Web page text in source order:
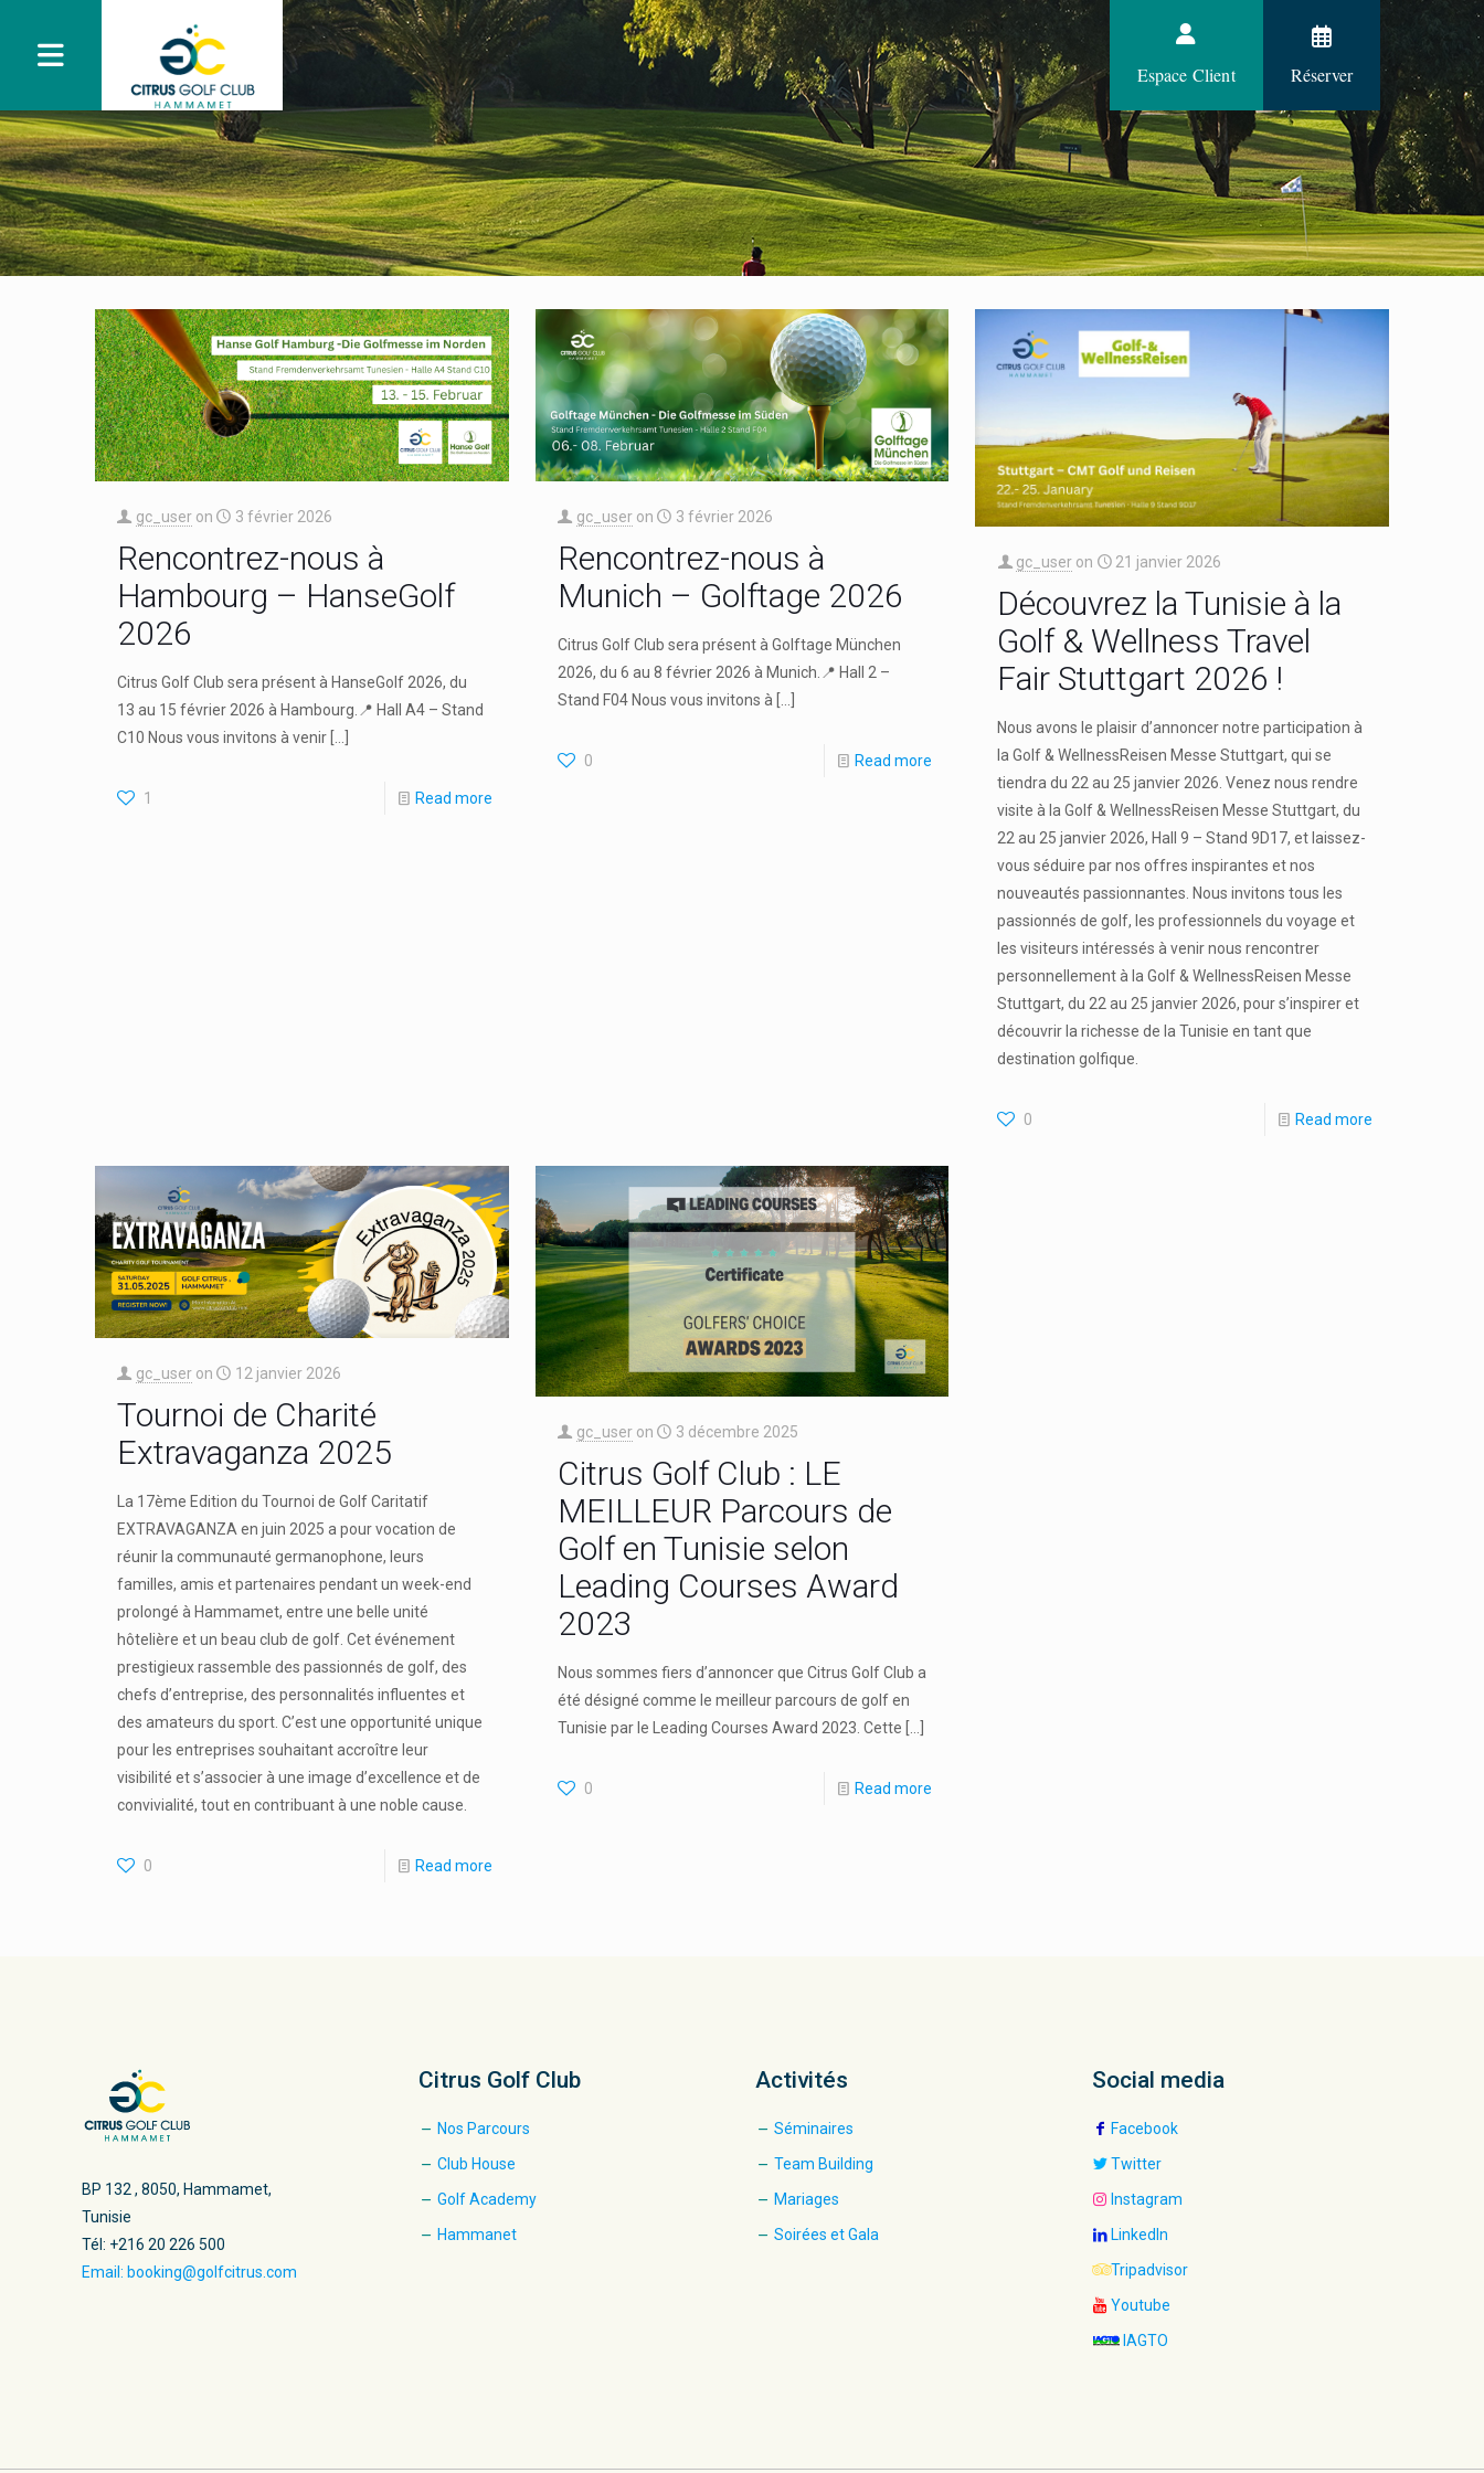
gc_user on 3 février 2026
Rencontrez-nous à
Hambourg – HanseGolf
2026
Citrus Golf Club sera présent à HanseGolf 2026, du
13 au 15 février 2026 à Hambourg.📍 Hall A4 – Stand
C10 Nous vous invitons à venir[…]
1 Read more
gc_user on 3 février 2026
Rencontrez-nous à
Munich – Golftage 2026
Citrus Golf Club sera présent à Golftage München
2026, du 6 au 8 février 2026 à Munich.📍 Hall 2 –
Stand F04 Nous vous invitons à
0 Read more
gc_user on 21 janvier 2026
Découvrez la Tunisie à la
Golf & Wellness Travel
Fair Stuttgart 2026 !
Nous avons le plaisir d’annoncer notre participation à
la Golf & WellnessReisen Messe Stuttgart, qui se
tiendra du 22 au 25 janvier 2026. Venez nous rendre
visite à la Golf & WellnessReisen Messe Stuttgart, du
22 au 25 janvier 2026, Hall 9 – Stand 9D17, et laissez-
vous séduire par nos offres inspirantes et nos
nouveautés passionnantes. Nous invitons tous les
passionnés de golf, les professionnels du voyage et
les visiteurs intéressés à venir nous rencontrer
personnellement à la Golf & WellnessReisen Messe
Stuttgart, du 22 au 25 janvier 2026, pour s’inspirer et
découvrir la richesse de la Tunisie en tant que
destination golfique.
0 Read more
gc_user on 12 janvier 2026
Tournoi de Charité
Extravaganza 2025
La 17ème Edition du Tournoi de Golf Caritatif
EXTRAVAGANZA en juin 2025 a pour vocation de
réunir la communauté germanophone, leurs
familles, amis et partenaires pendant un week-end
prolongé à Hammamet, entre une belle unité
hôtelière et un beau club de golf. Cet événement
prestigieux rassemble des passionnés de golf, des
chefs d’entreprise, des personnalités influentes et
des amateurs du sport. C’est une opportunité unique
pour les entreprises souhaitant accroître leur
visibilité et s’associer à une image d’excellence et de
convivialité, tout en contribuant à une noble cause.
0 Read more
gc_user on 3 décembre 2025
Citrus Golf Club : LE
MEILLEUR Parcours de
Golf en Tunisie selon
Leading Courses Award
2023
Nous sommes fiers d’annoncer que Citrus Golf Club a
été désigné comme le meilleur parcours de golf en
Tunisie par le Leading Courses Award 2023. Cette
0 Read more
BP 132 , 8050, Hammamet,
Tunisie
Tél: +216 20 226 500
Email: booking@golfcitrus.com
Citrus Golf Club
Nos Parcours
Club House
Golf Academy
Hammanet
Activités
Séminaires
Team Building
Mariages
Soirées et Gala
Social media
Facebook
Twitter
Instagram
LinkedIn
Tripadvisor
Youtube
IAGTO
Réserver
Espace Client